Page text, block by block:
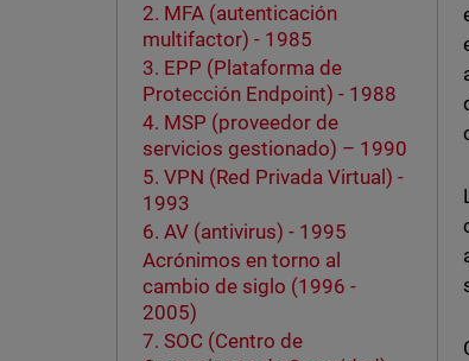
2. MFA (autenticación
multifactor) - 1985
3. EPP (Plataforma de
Protección Endpoint) - 1988
4. MSP (proveedor de
servicios gestionado) – 1990
5. VPN (Red Privada Virtual) -
1993
6. AV (antivirus) - 1995
Acrónimos en torno al
cambio de siglo (1996 -
2005)
7. SOC (Centro de